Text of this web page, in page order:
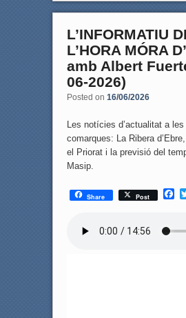
L’INFORMATIU
L’HORA MÓRA
amb Albert
06-2026)
Posted on 16/06/2026
Les notícies d’actualitat a
comarques: La Ribera
el Priorat i la previsió del
Masip.
Share Post
F